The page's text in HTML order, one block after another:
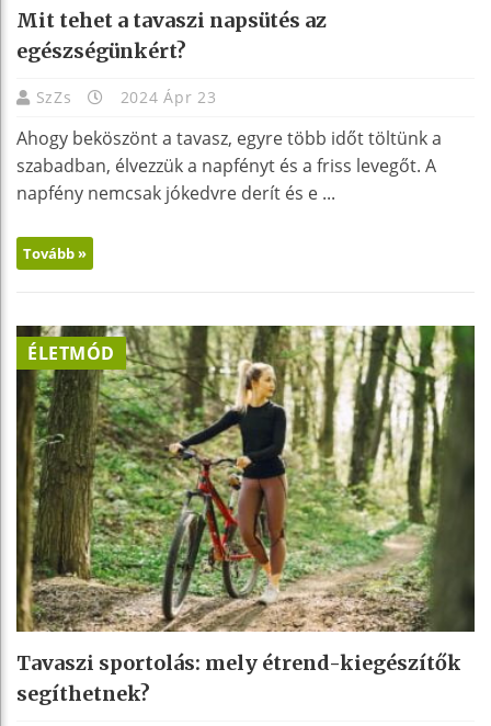
Mit tehet a tavaszi napsütés az
egészségünkért?
SzZs 2024 Ápr 23
Ahogy beköszönt a tavasz, egyre több időt töltünk a
szabadban, élvezzük a napfényt és a friss levegőt. A
napfény nemcsak jókedvre derít és e ...
Tovább »
ÉLETMÓD
Tavaszi sportolás: mely étrend-kiegészítők
segíthetnek?